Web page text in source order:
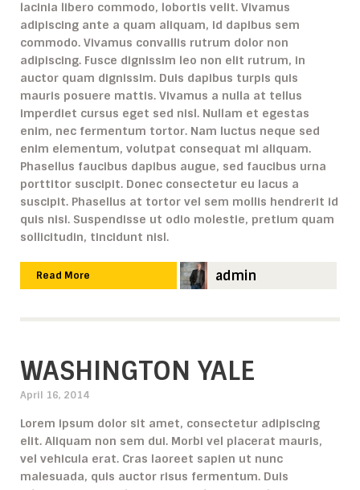
lacinia libero commodo, lobortis velit. Vivamus
adipiscing ante a quam aliquam, id dapibus sem
commodo. Vivamus convallis rutrum dolor non
adipiscing. Fusce dignissim leo non elit rutrum, in
auctor quam dignissim. Duis dapibus turpis quis
mauris posuere mattis. Vivamus a nulla at tellus
imperdiet cursus eget sed nisl. Nullam et egestas
enim, nec fermentum tortor. Nam luctus neque sed
enim elementum, volutpat consequat mi aliquam.
Phasellus faucibus dapibus augue, sed faucibus urna
porttitor suscipit. Donec consectetur eu lacus a
suscipit. Phasellus at tortor vel sem mollis hendrerit id
quis nisi. Suspendisse ut odio molestie, pretium quam
sollicitudin, tincidunt nisl.
Read More admin
WASHINGTON YALE
April 16, 2014
Lorem ipsum dolor sit amet, consectetur adipiscing
elit. Aliquam non sem dui. Morbi vel placerat mauris,
vel vehicula erat. Cras laoreet sapien ut nunc
malesuada, quis auctor risus fermentum. Duis